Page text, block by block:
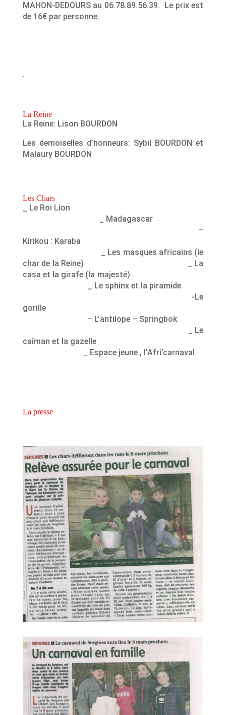
MAHON-DEDOURS au 06.78.89.56.39. Le prix est
de 16€ par personne.
.
La Reine
La Reine: Lison BOURDON
Les demoiselles d’honneurs: Sybil BOURDON et
Malaury BOURDON
Les Chars
_ Le Roi Lion
_ Madagascar
–
Kirikou : Karaba
_ Les masques africains (le
char de la Reine) _ La
casa et la girafe (la majesté)
_ Le sphinx et la piramide
-Le
gorille
– L’antilope – Springbok
_ Le
caîman et la gazelle
_ Espace jeune , l’Afri’carnaval
La presse